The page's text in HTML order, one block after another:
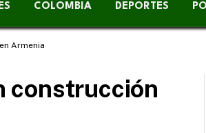
COLOMBIA DEPORTES
Armenia
construcción